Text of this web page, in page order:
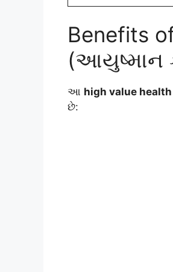
Benefits
(આયુષ્માન
આ high value
છે: